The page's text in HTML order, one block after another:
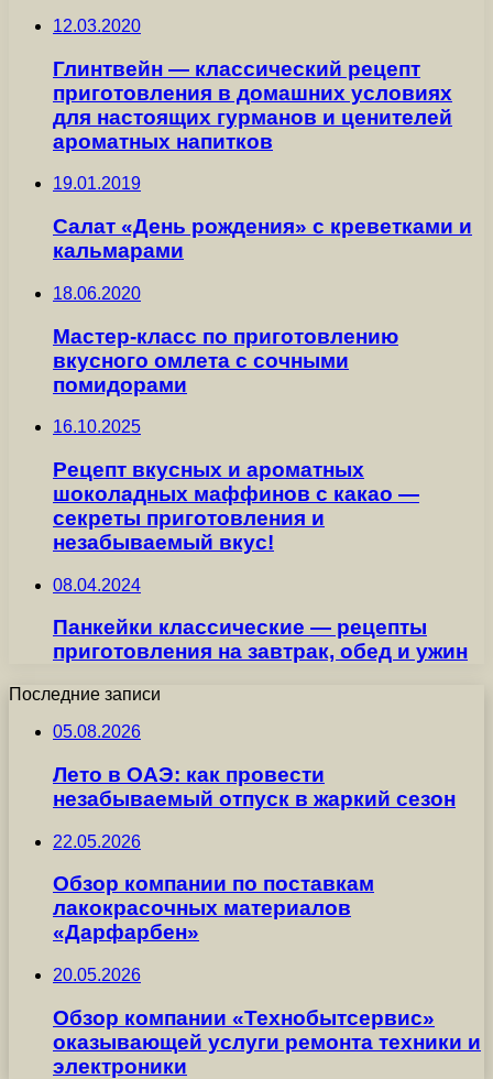
12.03.2020
Глинтвейн — классический рецепт
приготовления в домашних условиях
для настоящих гурманов и ценителей
ароматных напитков
19.01.2019
Салат «День рождения» с креветками и
кальмарами
18.06.2020
Мастер-класс по приготовлению
вкусного омлета с сочными
помидорами
16.10.2025
Рецепт вкусных и ароматных
шоколадных маффинов с какао —
секреты приготовления и
незабываемый вкус!
08.04.2024
Панкейки классические — рецепты
приготовления на завтрак, обед и ужин
Последние записи
05.08.2026
Лето в ОАЭ: как провести
незабываемый отпуск в жаркий сезон
22.05.2026
Обзор компании по поставкам
лакокрасочных материалов
«Дарфарбен»
20.05.2026
Обзор компании «Технобытсервис»
оказывающей услуги ремонта техники и
электроники